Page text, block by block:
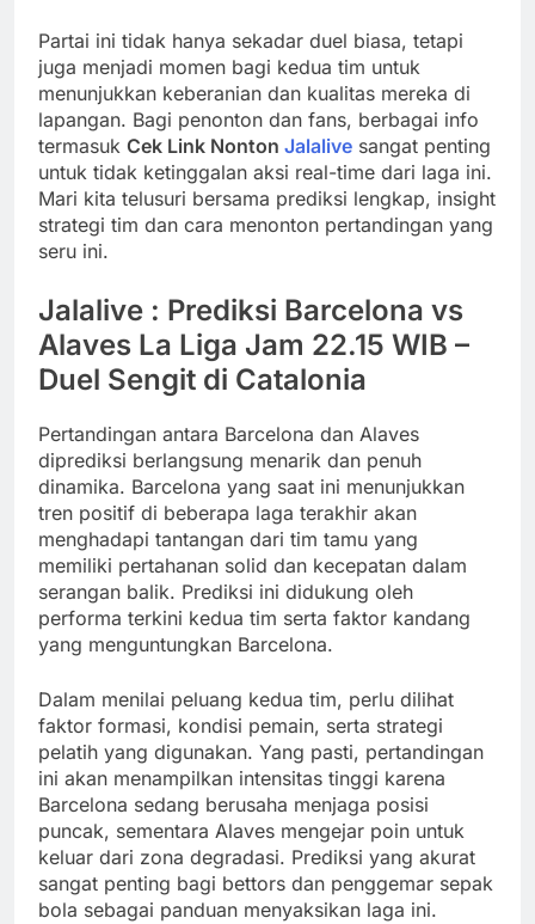
Partai ini tidak hanya sekadar duel biasa, tetapi
juga menjadi momen bagi kedua tim untuk
menunjukkan keberanian dan kualitas mereka di
lapangan. Bagi penonton dan fans, berbagai info
termasuk Cek Link Nonton Jalalive sangat penting
untuk tidak ketinggalan aksi real-time dari laga ini.
Mari kita telusuri bersama prediksi lengkap, insight
strategi tim dan cara menonton pertandingan yang
seru ini.
Jalalive : Prediksi Barcelona vs
Alaves La Liga Jam 22.15 WIB –
Duel Sengit di Catalonia
Pertandingan antara Barcelona dan Alaves
diprediksi berlangsung menarik dan penuh
dinamika. Barcelona yang saat ini menunjukkan
tren positif di beberapa laga terakhir akan
menghadapi tantangan dari tim tamu yang
memiliki pertahanan solid dan kecepatan dalam
serangan balik. Prediksi ini didukung oleh
performa terkini kedua tim serta faktor kandang
yang menguntungkan Barcelona.
Dalam menilai peluang kedua tim, perlu dilihat
faktor formasi, kondisi pemain, serta strategi
pelatih yang digunakan. Yang pasti, pertandingan
ini akan menampilkan intensitas tinggi karena
Barcelona sedang berusaha menjaga posisi
puncak, sementara Alaves mengejar poin untuk
keluar dari zona degradasi. Prediksi yang akurat
sangat penting bagi bettors dan penggemar sepak
bola sebagai panduan menyaksikan laga ini.